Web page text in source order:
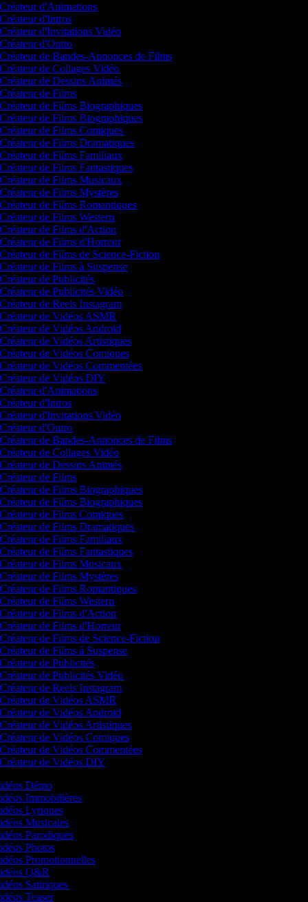
d'Animations
d'Intros
d'Invitations Vidéo
d'Outro
de Bandes-Annonces de Films
de Collages Vidéo
de Dessins Animés
de Films
de Films Biographiques
de Films Biographiques
de Films Comiques
de Films Dramatiques
de Films Familiaux
de Films Fantastiques
de Films Musicaux
de Films Mystères
de Films Romantiques
de Films Western
de Films d'Action
de Films d'Horreur
de Films de Science-Fiction
de Films à Suspense
de Publicités
de Publicités Vidéo
de Reels Instagram
de Vidéos ASMR
de Vidéos Android
de Vidéos Artistiques
de Vidéos Comiques
de Vidéos Commentées
de Vidéos DIY
d'Animations
d'Intros
d'Invitations Vidéo
d'Outro
de Bandes-Annonces de Films
de Collages Vidéo
de Dessins Animés
de Films
de Films Biographiques
de Films Biographiques
de Films Comiques
de Films Dramatiques
de Films Familiaux
de Films Fantastiques
de Films Musicaux
de Films Mystères
de Films Romantiques
de Films Western
de Films d'Action
de Films d'Horreur
de Films de Science-Fiction
de Films à Suspense
de Publicités
de Publicités Vidéo
de Reels Instagram
de Vidéos ASMR
de Vidéos Android
de Vidéos Artistiques
de Vidéos Comiques
de Vidéos Commentées
de Vidéos DIY
Démo
Immobilières
Lyriques
Musicales
Parodiques
Photos
Promotionnelles
Q&R
Satiriques
Teaser